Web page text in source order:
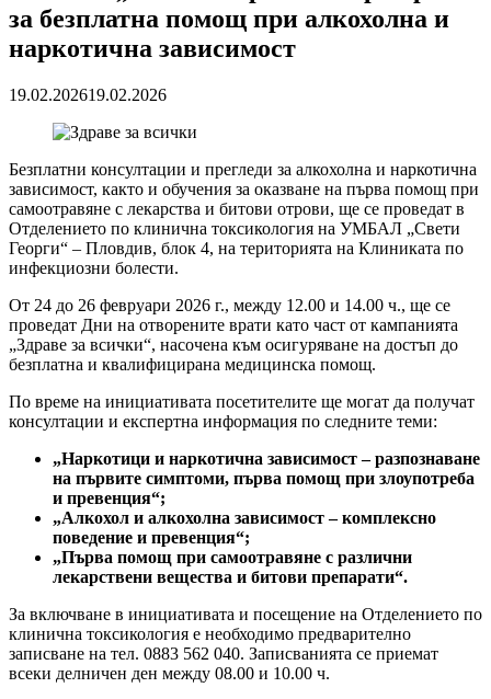
за безплатна помощ при алкохолна и
наркотична зависимост
19.02.202619.02.2026
Безплатни консултации и прегледи за алкохолна и наркотична
зависимост, както и обучения за оказване на първа помощ при
самоотравяне с лекарства и битови отрови, ще се проведат в
Отделението по клинична токсикология на УМБАЛ „Свети
Георги“ – Пловдив, блок 4, на територията на Клиниката по
инфекциозни болести.
От 24 до 26 февруари 2026 г., между 12.00 и 14.00 ч., ще се
проведат Дни на отворените врати като част от кампанията
„Здраве за всички“, насочена към осигуряване на достъп до
безплатна и квалифицирана медицинска помощ.
По време на инициативата посетителите ще могат да получат
консултации и експертна информация по следните теми:
„Наркотици и наркотична зависимост – разпознаване
на първите симптоми, първа помощ при злоупотреба
и превенция“;
„Алкохол и алкохолна зависимост – комплексно
поведение и превенция“;
„Първа помощ при самоотравяне с различни
лекарствени вещества и битови препарати“.
За включване в инициативата и посещение на Отделението по
клинична токсикология е необходимо предварително
записване на тел. 0883 562 040. Записванията се приемат
всеки делничен ден между 08.00 и 10.00 ч.